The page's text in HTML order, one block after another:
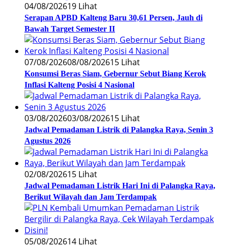
04/08/202619 Lihat
Serapan APBD Kalteng Baru 30,61 Persen, Jauh di
Bawah Target Semester II
07/08/202608/08/202615 Lihat
Konsumsi Beras Siam, Gebernur Sebut Biang Kerok
Inflasi Kalteng Posisi 4 Nasional
03/08/202603/08/202615 Lihat
Jadwal Pemadaman Listrik di Palangka Raya, Senin 3
Agustus 2026
02/08/202615 Lihat
Jadwal Pemadaman Listrik Hari Ini di Palangka Raya,
Berikut Wilayah dan Jam Terdampak
05/08/202614 Lihat